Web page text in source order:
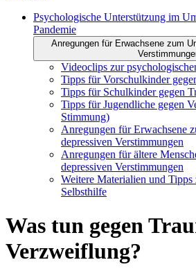
Psychologische Unterstützung im
Pandemie
Anregungen für Erwachsene zum
Videoclips zur
Tipps für Vorschulkinder
Tipps für Schulkinder gegen
Tipps für Jugendliche gegen
Stimmung)
Anregungen für Erwachsene
depressiven Verstimmungen
Anregungen für ältere
depressiven Verstimmungen
Weitere Materialien und Tipps
Selbsthilfe
Was tun gegen
Verzweiflung?